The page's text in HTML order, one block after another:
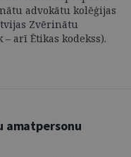
advokātu kolēģijas
Zvērinātu
arī Ētikas kodekss).
amatpersonu